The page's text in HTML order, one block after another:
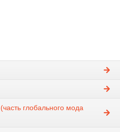
глобального мода